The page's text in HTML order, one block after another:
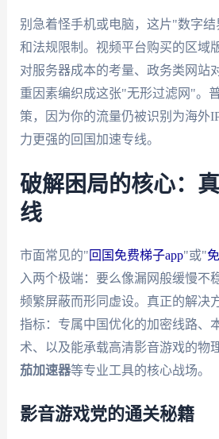
别急着怪手机或电脑，这片"数字
和法规限制。视频平台购买的区域
对服务器成本的考量、政务类网站
重因素编织成这张"无形过滤网"。
策，因为你的流量仍被识别为海外
力更强的回国加速专线。
破解困局的核心：
线
市面常见的"回国免费梯子app"或"
入两个极端：要么像漏网般缓慢不
频繁屏蔽而形同虚设。真正的解决
指标：专属中国优化的加密线路、
术、以及能承载高清影音游戏的物
茄加速器等专业工具的核心战场。
影音游戏党的通关秘籍